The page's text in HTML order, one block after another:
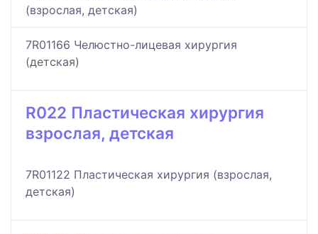
(взрослая, детская)
7R01166 Челюстно-лицевая хирургия
(детская)
R022 Пластическая хирургия
взрослая, детская
7R01122 Пластическая хирургия (взрослая,
детская)